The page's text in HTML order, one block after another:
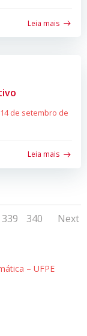
Leia mais
de setembro de
Leia mais
Page
339 Page
340 Next
– UFPE